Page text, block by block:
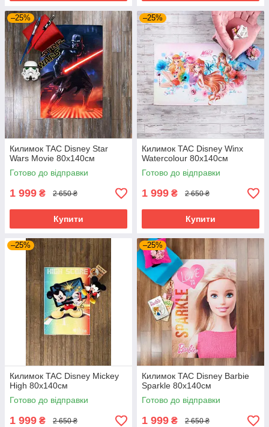
–25%
Килимок TAC Disney Star
Wars Movie 80х140см
Готово до відправки
1 999 ₴ 2 650 ₴
Купити
–25%
Килимок TAC Disney Winx
Watercolour 80х140см
Готово до відправки
1 999 ₴ 2 650 ₴
Купити
–25%
Килимок TAC Disney Mickey
High 80х140см
Готово до відправки
1 999 ₴ 2 650 ₴
–25%
Килимок TAC Disney Barbie
Sparkle 80х140см
Готово до відправки
1 999 ₴ 2 650 ₴